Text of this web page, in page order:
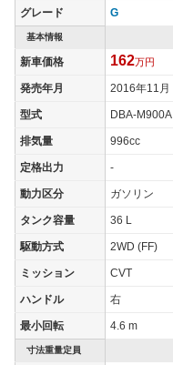
グレード G
基本情報
新車価格 162万円
発売年月 2016年11月
型式 DBA-M900A
排気量 996cc
定格出力 -
動力区分 ガソリン
タンク容量 36 L
駆動方式 2WD (FF)
ミッション CVT
ハンドル 右
最小回転 4.6 m
寸法重量定員